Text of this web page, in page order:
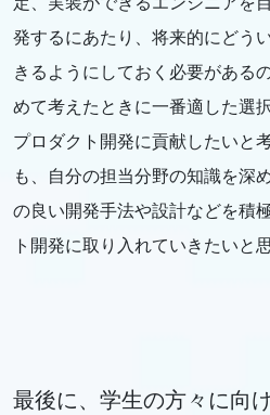
発するにあたり、将来的にどう
きるようにしておく必要がある
めて考えたときに一番適した選
プロダクト開発に貢献したいと
も、自分の担当分野の知識を深
の良い開発手法や設計などを積
ト開発に取り入れていきたいと
最後に、学生の方々に向